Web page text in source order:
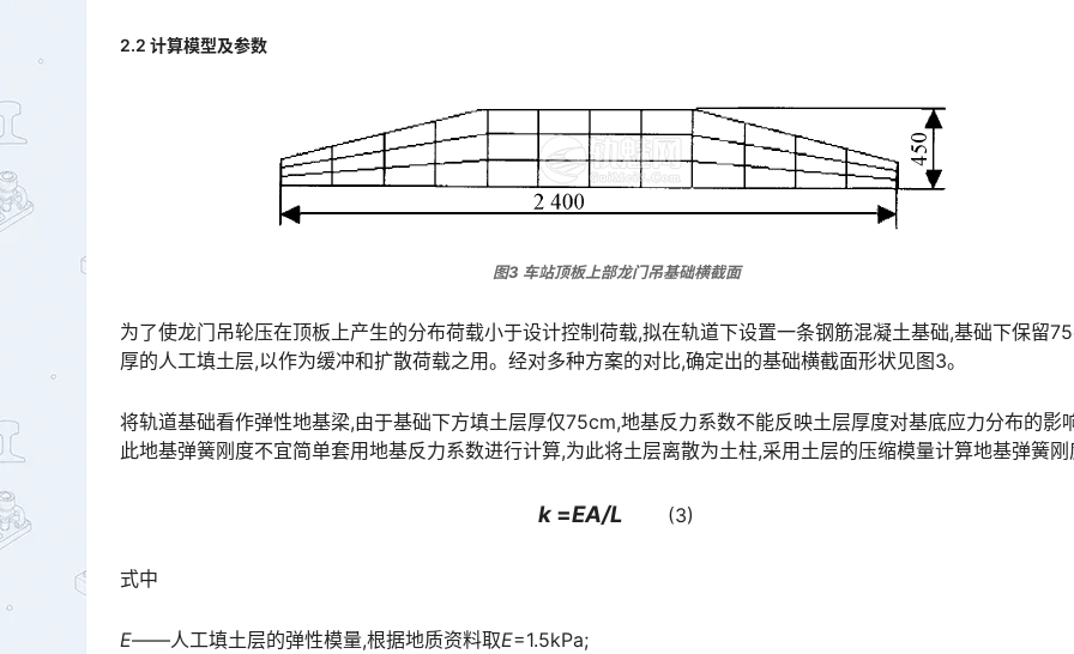
2.2 计算模型及参数
图3 车站顶板上部龙门吊基础横截面
为了使龙门吊轮压在顶板上产生的分布荷载小于设计控制荷载,拟在轨道下设置一条钢筋混凝土基础,基础下保留
厚的人工填土层,以作为缓冲和扩散荷载之用。经对多种方案的对比,确定出的基础横截面形状见图3。󠅅󠅃󠄵󠅂󠄪󠇖󠆨󠆨󠇕󠆞󠆒󠅬󠇘󠆭󠆘󠇙󠆝󠅵󠇗󠆭󠆁󠄐󠇗󠅹󠅸󠇖󠆍󠅳󠇖󠅹󠅰󠇖󠆌󠅹
将轨道基础看作弹性地基梁,由于基础下方填土层厚仅75cm,地基反力系数不能反映土层厚度对基底应力分布的影
此地基弹簧刚度不宜简单套用地基反力系数进行计算,为此将土层离散为土柱,采用土层的压缩模量计算地基弹簧刚
k =EA/L (3)
式中
E——人工填土层的弹性模量,根据地质资料取E=1.5kPa;